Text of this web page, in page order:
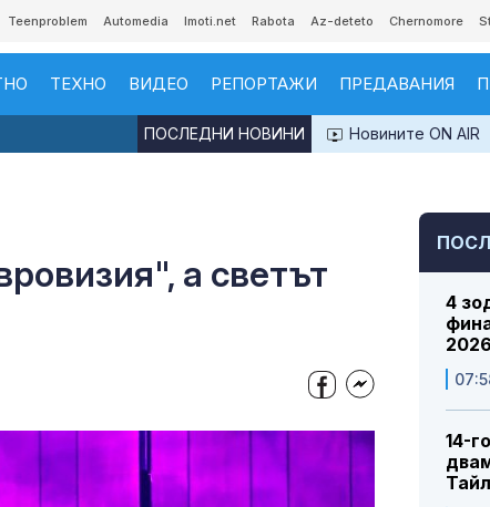
Teenproblem Automedia Imoti.net Rabota Az-deteto Chernomore
ТЕХНО ВИДЕО РЕПОРТАЖИ ПРЕДАВАНИЯ
Новините ON AIR
ПОСЛЕДНИ НОВИНИ
а светът
4
14-